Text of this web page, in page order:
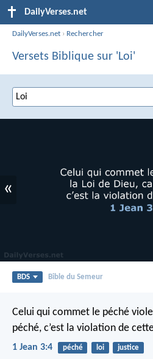
DailyVerses.net
DailyVerses.net › Rechercher
Versets Biblique sur 'Loi'
«
BDS Bible du Semeur
Celui qui commet le péché
péché, c’est la violation de
1 Jean 3:4 péché loi justice